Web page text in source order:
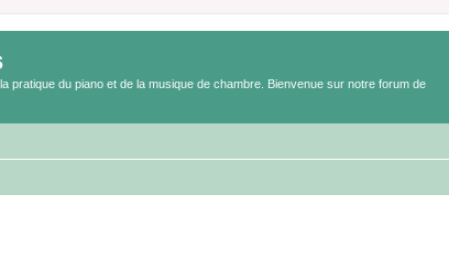
pratique du piano et de la musique de chambre. Bienvenue sur notre forum de